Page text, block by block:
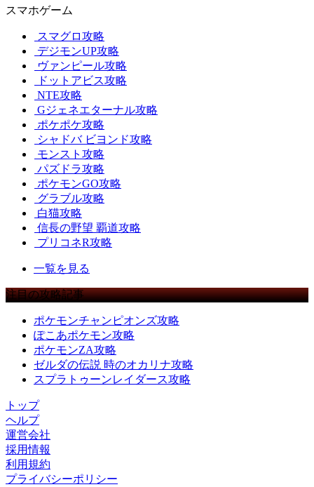
スマホゲーム
スマグロ攻略
デジモンUP攻略
ヴァンピール攻略
ドットアビス攻略
NTE攻略
Gジェネエターナル攻略
ポケポケ攻略
シャドバ ビヨンド攻略
モンスト攻略
パズドラ攻略
ポケモンGO攻略
グラブル攻略
白猫攻略
信長の野望 覇道攻略
プリコネR攻略
一覧を見る
注目の攻略記事
ポケモンチャンピオンズ攻略
ぽこあポケモン攻略
ポケモンZA攻略
ゼルダの伝説 時のオカリナ攻略
スプラトゥーンレイダース攻略
トップ
ヘルプ
運営会社
採用情報
利用規約
プライバシーポリシー